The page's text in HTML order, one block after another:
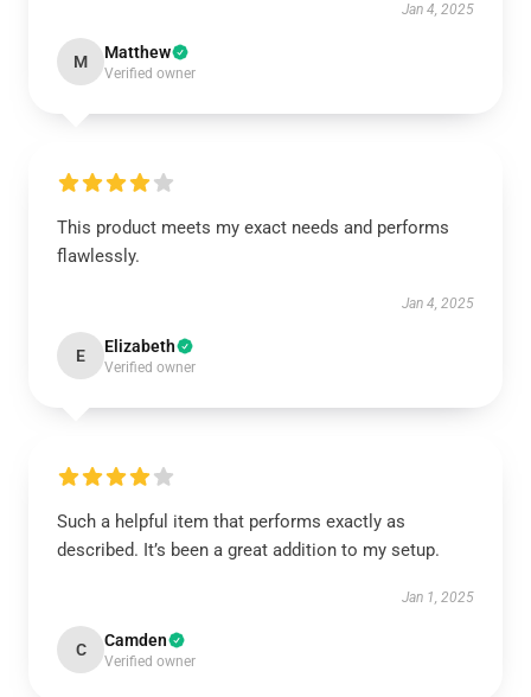
Jan 4, 2025
M Matthew
Verified owner
This product meets my exact needs and performs
flawlessly.
Jan 4, 2025
E Elizabeth
Verified owner
Such a helpful item that performs exactly as
described. It’s been a great addition to my setup.
Jan 1, 2025
C Camden
Verified owner